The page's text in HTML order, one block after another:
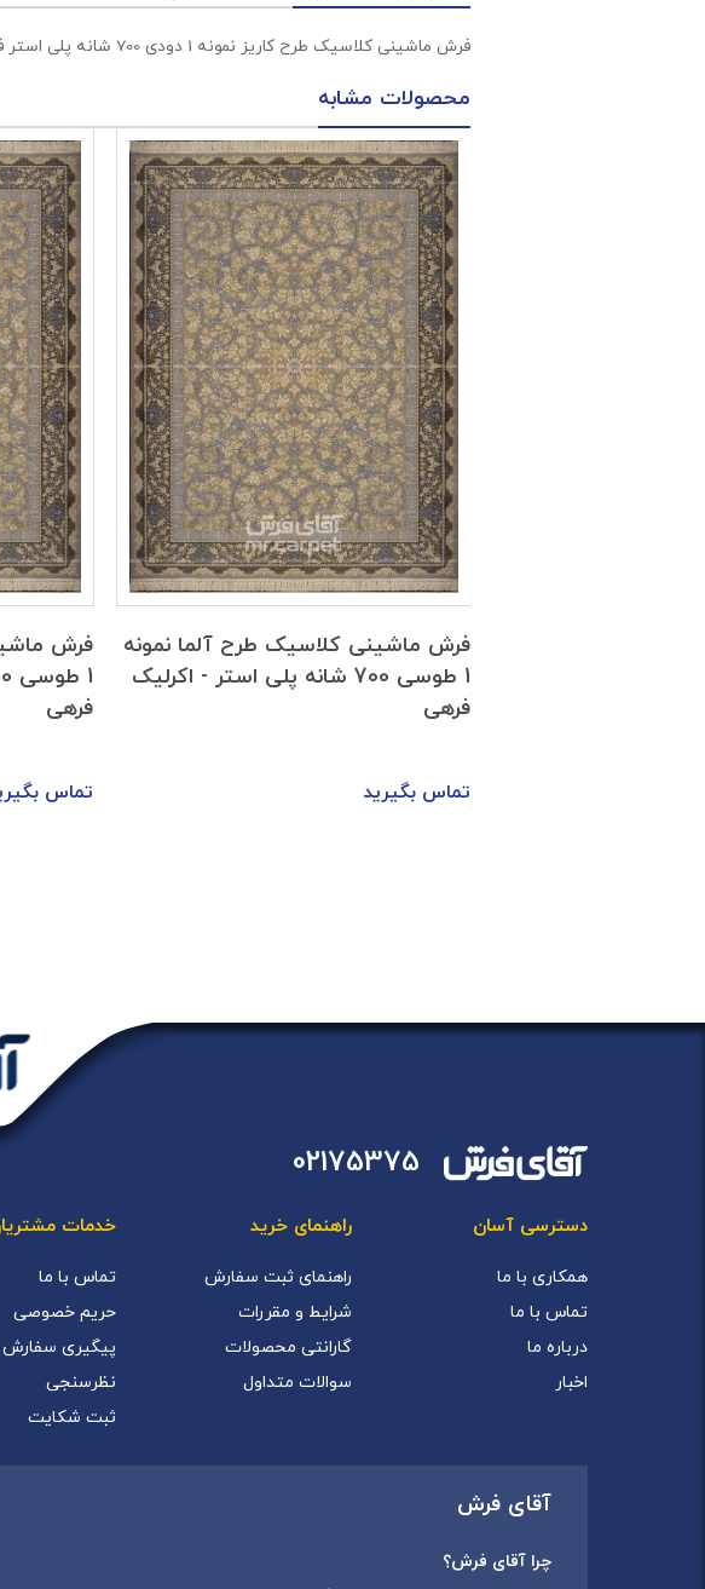
فرش ماشینی کلاسیک طرح کاریز نمونه 1 دودی 700 شانه پلی استر فیلامنت فرهی
محصولات مشابه
کلاسیک طرح آلما نمونه
1 طوسی 700 شانه پلی استر - اکرلیک
فرش ماشینی کلاسیک طرح آلما نمونه
1 طوسی 700 شانه پلی استر - اکرلیک
تماس بگیرید
02175375
دسترسی آسان
همکاری با ما
تماس با ما
درباره ما
اخبار
راهنمای خرید
راهنمای ثبت سفارش
شرایط و مقررات
گارانتی محصولات
سوالات متداول
خدمات
تماس با ما
حریم خصوصی
پیگیری سفارش
نظرسنجی
ثبت شکایت
آقای فرش
چرا آقای فرش؟